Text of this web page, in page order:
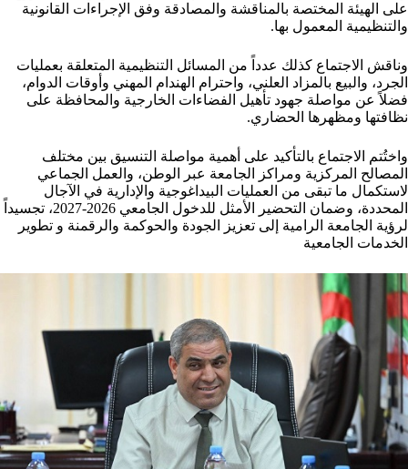
على الهيئة المختصة بالمناقشة والمصادقة وفق الإجراءات القانونية
والتنظيمية المعمول بها.
وناقش الاجتماع كذلك عدداً من المسائل التنظيمية المتعلقة بعمليات
الجرد، والبيع بالمزاد العلني، واحترام الهندام المهني وأوقات الدوام،
فضلاً عن مواصلة جهود تأهيل الفضاءات الخارجية والمحافظة على
نظافتها ومظهرها الحضاري.
واختُتم الاجتماع بالتأكيد على أهمية مواصلة التنسيق بين مختلف
المصالح المركزية ومراكز الجامعة عبر الوطن، والعمل الجماعي
لاستكمال ما تبقى من العمليات البيداغوجية والإدارية في الآجال
المحددة، وضمان التحضير الأمثل للدخول الجامعي 2026-2027، تجسيداً
لرؤية الجامعة الرامية إلى تعزيز الجودة والحوكمة والرقمنة و تطوير
الخدمات الجامعية